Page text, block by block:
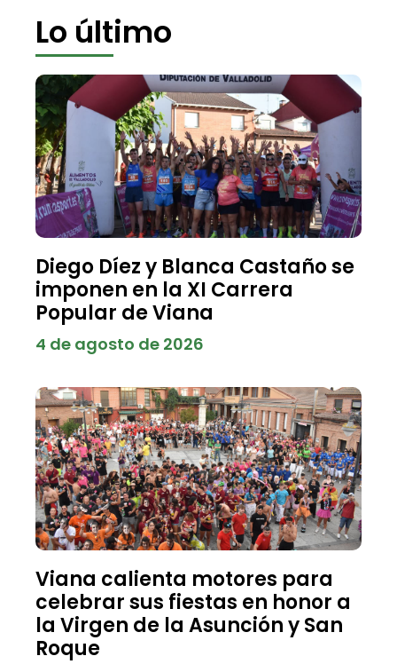
Lo último
Diego Díez y Blanca Castaño se
imponen en la XI Carrera
Popular de Viana
4 de agosto de 2026
Viana calienta motores para
celebrar sus fiestas en honor a
la Virgen de la Asunción y San
Roque